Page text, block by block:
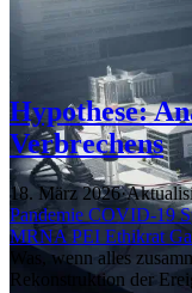
Hypothese:
Verbrechens
18. März 2026·
Pandemie COVID-19
MRNAPEI Ethikrat
Was, wenn alles
Rekonstruktion der